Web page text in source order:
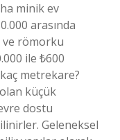
minik ev
arasında
ve römorku
ile ₺600
metrekare?
küçük
dostu
Geleneksel